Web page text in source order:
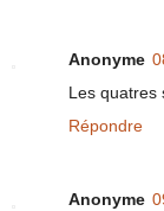
Anonyme
Les quatres
Répondre
Anonyme